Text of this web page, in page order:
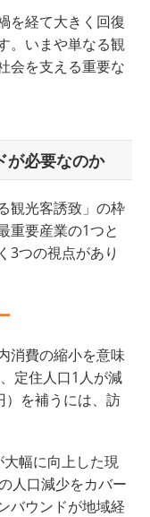
を経て大きく回復
。いまや単なる観
会を支える重要な
が必要なのか
観光客誘致」の枠
重要産業の1つと
3つの視点があり
消費の縮小を意味
定住人口1人が減
）を補うには、訪
幅に向上した現
人口減少をカバー
バウンドが地域経